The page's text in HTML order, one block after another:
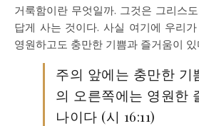
거룩함이란 무엇일까. 그것은 그리스
답게 사는 것이다. 사실 여기에 우리
영원하고도 충만한 기쁨과 즐거움이
주의 앞에는 충만한 기
의 오른쪽에는 영원한
나이다 (시 16:11)